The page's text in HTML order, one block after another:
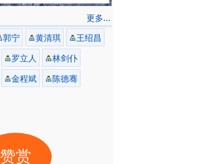
更多...
郭宁 黄清琪
王绍昌
罗立人
林剑仆
金程斌
陈德骞
赞赏